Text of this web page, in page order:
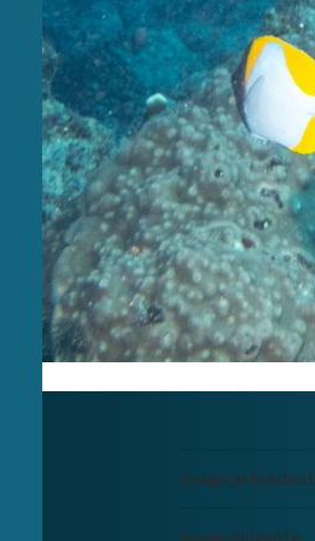
Image
Image suivante